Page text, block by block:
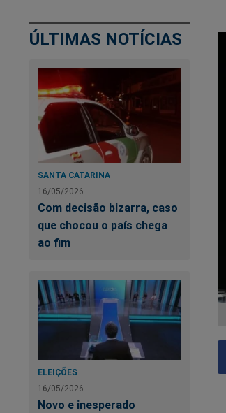
ÚLTIMAS NOTÍCIAS
SANTA CATARINA
16/05/2026
Com decisão bizarra, caso
que chocou o país chega
ao fim
ELEIÇÕES
16/05/2026
Novo e inesperado